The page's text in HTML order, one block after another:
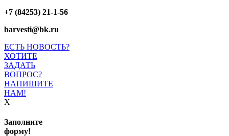
+7 (84253) 21-1-56
barvesti@bk.ru
ЕСТЬ НОВОСТЬ?
ХОТИТЕ
ЗАДАТЬ
ВОПРОС?
НАПИШИТЕ
НАМ!
X
Заполните
форму!